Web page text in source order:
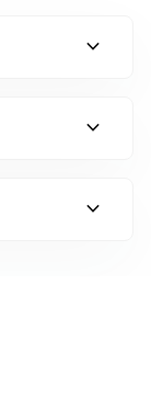
expand_more
expand_more
expand_more